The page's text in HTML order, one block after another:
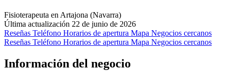
Fisioterapeuta en Artajona (Navarra)
Última actualización 22 de junio de 2026
Reseñas Teléfono Horarios de apertura Mapa Negocios cercanos
Reseñas Teléfono Horarios de apertura Mapa Negocios cercanos
Información del negocio